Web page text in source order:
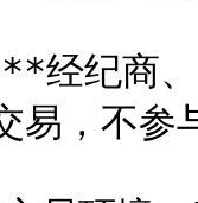
纪商、
易，不参